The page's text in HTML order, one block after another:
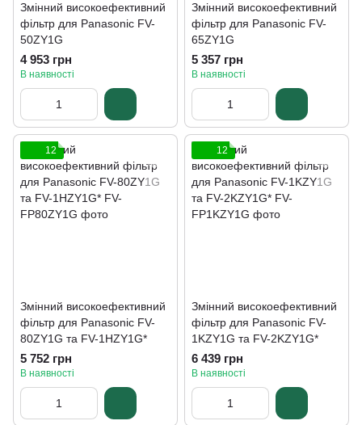
Змінний високоефективний
фільтр для Panasonic FV-
50ZY1G
4 953 грн
В наявності
Змінний високоефективний
фільтр для Panasonic FV-
65ZY1G
5 357 грн
В наявності
12
Змінний високоефективний
фільтр для Panasonic FV-
80ZY1G та FV-1HZY1G*
5 752 грн
В наявності
12
Змінний високоефективний
фільтр для Panasonic FV-
1KZY1G та FV-2KZY1G*
6 439 грн
В наявності